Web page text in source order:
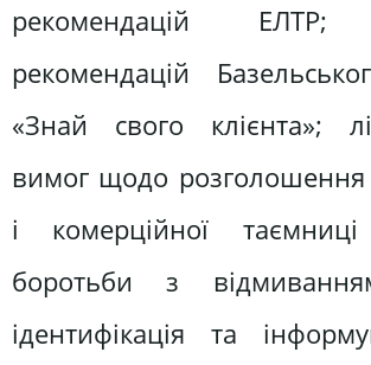
рекомендацій ЕЛТР;
рекомендацій
«Знай свого клієнта»;
вимог щодо розголошення
і комерційної
боротьби з
ідентифікація та